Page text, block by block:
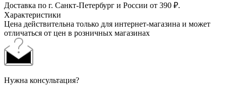
Доставка по г. Санкт-Петербург и России от 390 ₽.
Характеристики
Цена действительна только для интернет-магазина и может
отличаться от цен в розничных магазинах
Нужна консультация?